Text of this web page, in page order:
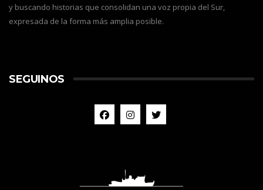
y buscando historias que consolidan una voz propia del Sur,
expresada de la forma más amplia posible.
SEGUINOS